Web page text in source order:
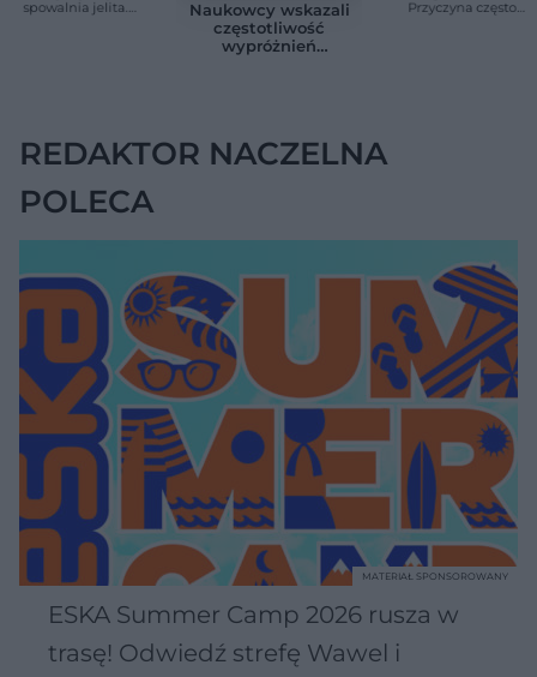
spowalnia jelita.
Naukowcy wskazali
częstotliwość
wypróżnień
Przyczyna często
REDAKTOR NACZELNA
POLECA
ESKA Summer Camp 2026 rusza w
trasę! Odwiedź strefę Wawel i
MATERIAŁ SPONSOROWANY